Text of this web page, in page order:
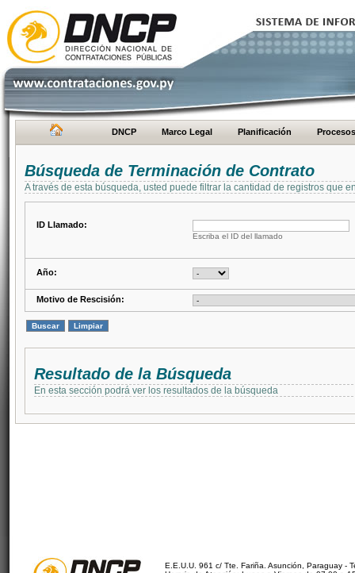
DNCP Marco Legal Planificación Procesos
Búsqueda de Terminación de Contrato
A través de esta búsqueda, usted puede filtrar la cantidad de registros que
ID Llamado:
Escriba el ID del llamado
Año:
Motivo de Rescisión:
Resultado de la Búsqueda
En esta sección podrá ver los resultados de la búsqueda
E.E.U.U. 961 c/ Tte. Fariña. Asunción, Paraguay -